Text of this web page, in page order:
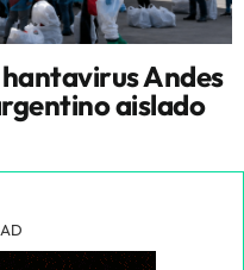
Andes
aislado